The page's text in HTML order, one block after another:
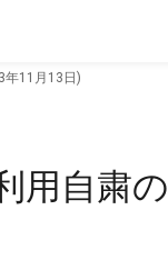
年11月13日)
用自粛の